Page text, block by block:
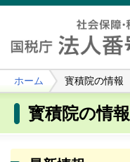
ホーム 寳積院の情報
寳積院の情報